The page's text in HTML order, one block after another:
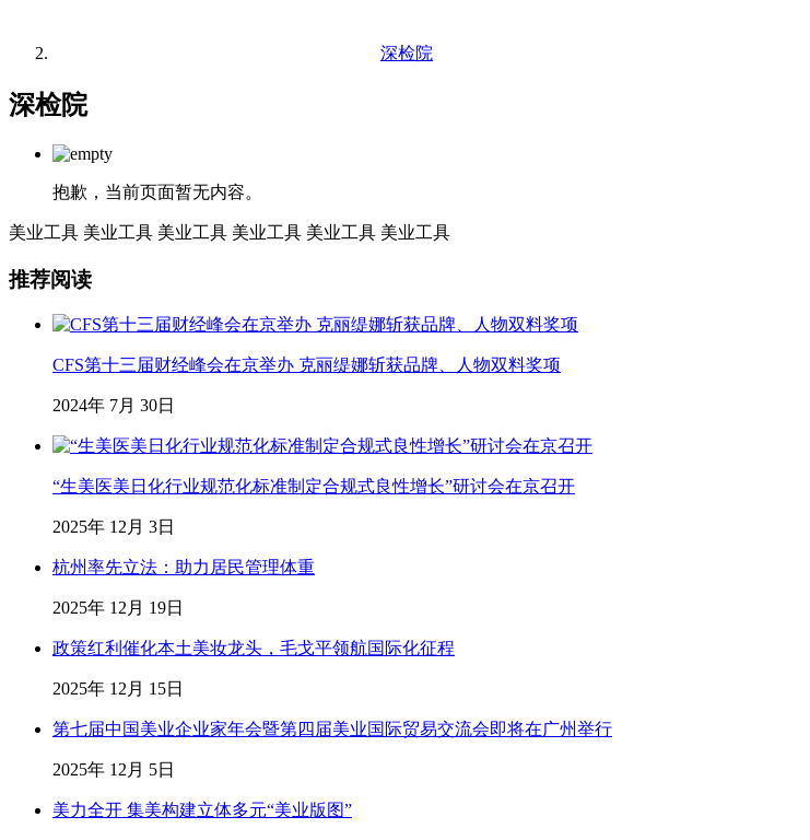
深检院
深检院
抱歉，当前页面暂无内容。
美业工具 美业工具 美业工具 美业工具 美业工具 美业工具
推荐阅读
CFS第十三届财经峰会在京举办 克丽缇娜斩获品牌、人物双料奖项
2024年 7月 30日
“生美医美日化行业规范化标准制定合规式良性增长”研讨会在京召开
2025年 12月 3日
杭州率先立法：助力居民管理体重
2025年 12月 19日
政策红利催化本土美妆龙头，毛戈平领航国际化征程
2025年 12月 15日
第七届中国美业企业家年会暨第四届美业国际贸易交流会即将在广州举行
2025年 12月 5日
美力全开 集美构建立体多元“美业版图”